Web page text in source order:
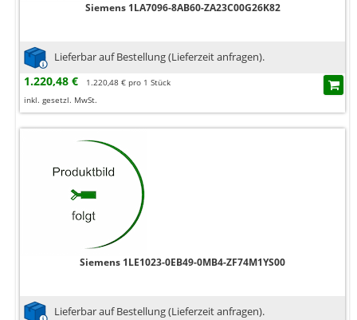
Siemens 1LA7096-8AB60-ZA23C00G26K82
Lieferbar auf Bestellung (Lieferzeit anfragen).
1.220,48 €
1.220,48 € pro 1 Stück
inkl. gesetzl. MwSt.
Siemens 1LE1023-0EB49-0MB4-ZF74M1YS00
Lieferbar auf Bestellung (Lieferzeit anfragen).